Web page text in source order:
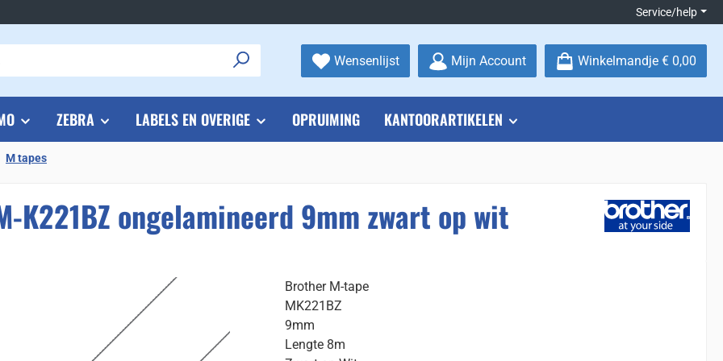
Service/help
WensenlijstJe hebt 0 items op je verlanglijstje
Mijn Account Winkelmandje € 0,00
ZEBRA LABELS EN OVERIGE OPRUIMING KANTOORARTIKELEN
M tapes
K221BZ ongelamineerd 9mm zwart op wit
Brother M-tape
MK221BZ
9mm
Lengte 8m